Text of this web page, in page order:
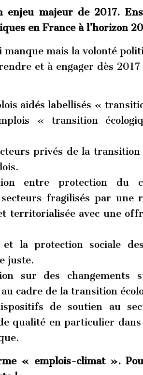
enjeu majeur de 2017.
en France à l’horizon
manque mais la volonté
et à engager dès
aidés labellisés «
« transition
privés de la transition
entre protection du
secteurs fragilisés par une
territorialisée avec une
la protection sociale
juste.
sur des changements
cadre de la transition
de soutien au
qualité en particulier
« emplois-climat ».